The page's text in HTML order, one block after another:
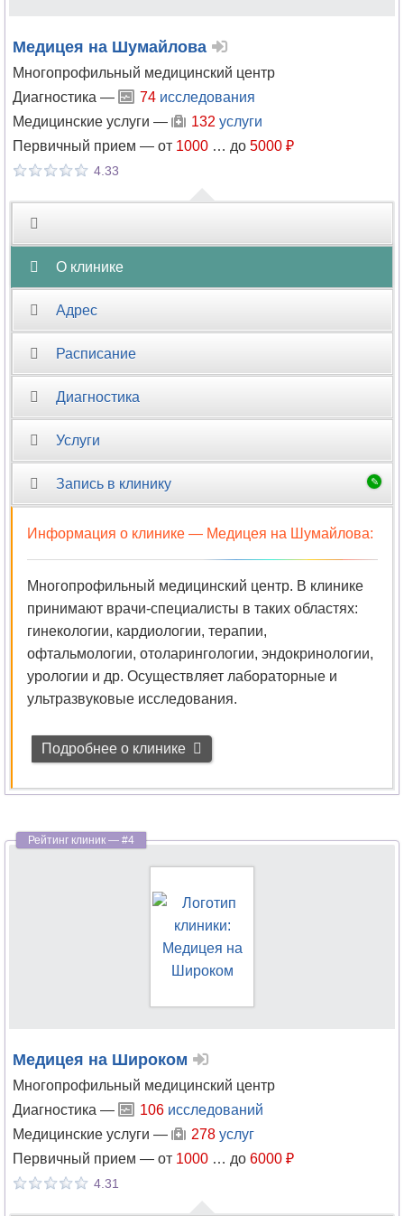
Отоларингология
Офтальмология
Паразитология
Педиатрия
Пластическая
хирургия
Подология
Проктология
Профпатология
Психиатрия
Психиатрия-
наркология
Психология
Психотерапия
Пульмонология
Радиология
Реаниматология
Ревматология
Рентгенология
Репродуктология
Спортивная
медицина
Стоматология
Сурдология
Медицея на Шумайлова
Многопрофильный медицинский центр
Диагностика —
74 исследования
Медицинские услуги —
132 услуги
Первичный прием — от 1000 … до 5000 ₽
4.33
О клинике
Адрес
Расписание
Диагностика
Услуги
Запись в клинику
Информация о клинике — Медицея на Шумайлова:
Многопрофильный медицинский центр. В клинике
принимают врачи-специалисты в таких областях:
гинекологии, кардиологии, терапии,
офтальмологии, отоларингологии, эндокринологии,
урологии и др. Осуществляет лабораторные и
ультразвуковые исследования.
Подробнее о клинике
Медицея на Широком
Многопрофильный медицинский центр
Диагностика —
106 исследований
Медицинские услуги —
278 услуг
Первичный прием — от 1000 … до 6000 ₽
4.31